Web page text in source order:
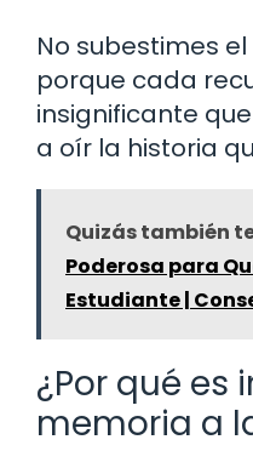
No subestimes
porque cada
insignificante
a oír la historia
Quizás también
Poderosa para
Estudiante |
¿Por qué
memoria a